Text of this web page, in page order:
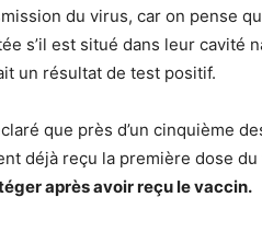
du virus, car on pense
s’il est situé dans leur cavité
un résultat de test positif.
que près d’un cinquième
déjà reçu la première dose
après avoir reçu le vaccin.